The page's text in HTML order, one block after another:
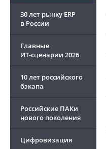
30 лет рынку ERP
в России
Главные
ИТ-сценарии 2026
10 лет российского
бэкапа
Российские ПАКи
нового поколения
Цифровизация